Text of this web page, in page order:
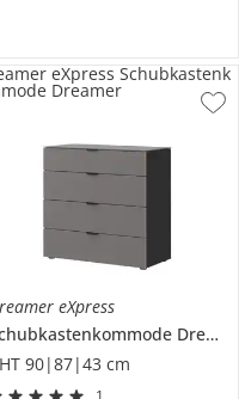
eXpress
Dreamer
90|87|43 cm
eXpress Schubkastenk
Dreamer